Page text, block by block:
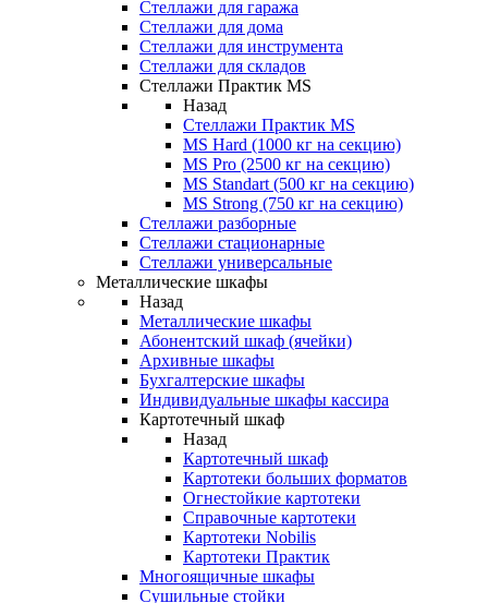
Стеллажи для гаража
Стеллажи для дома
Стеллажи для инструмента
Стеллажи для складов
Стеллажи Практик MS
Назад
Стеллажи Практик MS
MS Hard (1000 кг на секцию)
MS Pro (2500 кг на секцию)
MS Standart (500 кг на секцию)
MS Strong (750 кг на секцию)
Стеллажи разборные
Стеллажи стационарные
Стеллажи универсальные
Металлические шкафы
Назад
Металлические шкафы
Абонентский шкаф (ячейки)
Архивные шкафы
Бухгалтерские шкафы
Индивидуальные шкафы кассира
Картотечный шкаф
Назад
Картотечный шкаф
Картотеки больших форматов
Огнестойкие картотеки
Справочные картотеки
Картотеки Nobilis
Картотеки Практик
Многоящичные шкафы
Сушильные стойки